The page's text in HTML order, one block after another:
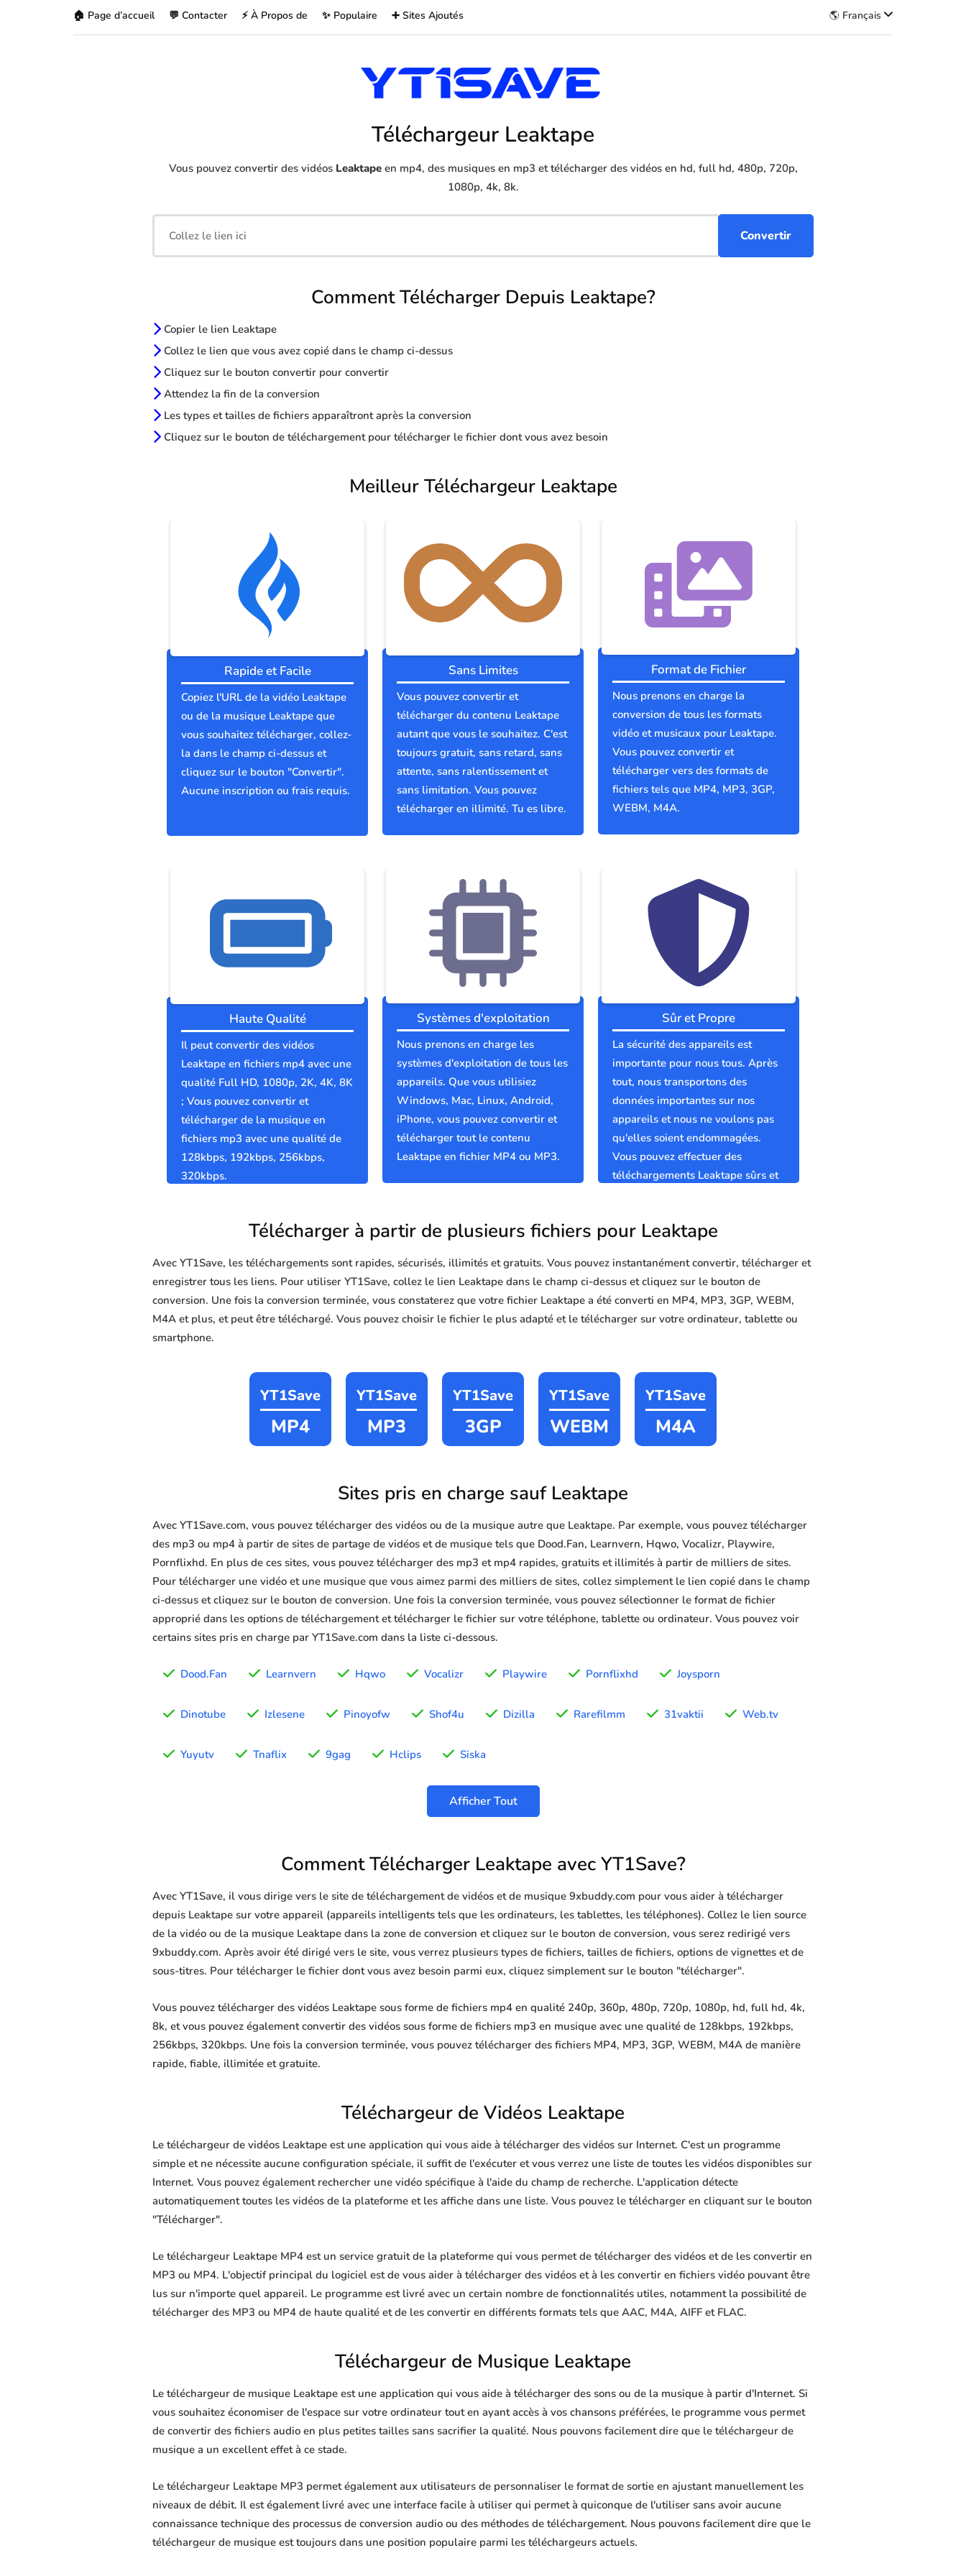
🏠 Page d’accueil 💬 Contacter ⚡ À Propos de ✨ Populaire ➕ Sites Ajoutés 🌎 Français
Téléchargeur Leaktape
Vous pouvez convertir des vidéos Leaktapeen mp4, des musiques en mp3 et télécharger des vidéos en hd, full hd, 480p, 720p,
1080p, 4k, 8k.
Comment Télécharger Depuis Leaktape?
Copier le lien Leaktape
Collez le lien que vous avez copié dans le champ ci-dessus
Cliquez sur le bouton convertir pour convertir
Attendez la fin de la conversion
Les types et tailles de fichiers apparaîtront après la conversion
Cliquez sur le bouton de téléchargement pour télécharger le fichier dont vous avez besoin
Meilleur Téléchargeur Leaktape
Rapide et Facile
Copiez l'URL de la vidéo Leaktape
ou de la musique Leaktape que
vous souhaitez télécharger, collez-
la dans le champ ci-dessus et
cliquez sur le bouton "Convertir".
Aucune inscription ou frais requis.
Sans Limites
Vous pouvez convertir et
télécharger du contenu Leaktape
autant que vous le souhaitez. C'est
toujours gratuit, sans retard, sans
attente, sans ralentissement et
sans limitation. Vous pouvez
télécharger en illimité. Tu es libre.
Format de Fichier
Nous prenons en charge la
conversion de tous les formats
vidéo et musicaux pour Leaktape.
Vous pouvez convertir et
télécharger vers des formats de
fichiers tels que MP4, MP3, 3GP,
WEBM, M4A.
Haute Qualité
Il peut convertir des vidéos
Leaktape en fichiers mp4 avec une
qualité Full HD, 1080p, 2K, 4K, 8K
; Vous pouvez convertir et
télécharger de la musique en
fichiers mp3 avec une qualité de
128kbps, 192kbps, 256kbps,
320kbps.
Systèmes d'exploitation
Nous prenons en charge les
systèmes d'exploitation de tous les
appareils. Que vous utilisiez
Windows, Mac, Linux, Android,
iPhone, vous pouvez convertir et
télécharger tout le contenu
Leaktape en fichier MP4 ou MP3.
Sûr et Propre
La sécurité des appareils est
importante pour nous tous. Après
tout, nous transportons des
données importantes sur nos
appareils et nous ne voulons pas
qu'elles soient endommagées.
Vous pouvez effectuer des
téléchargements Leaktape sûrs et
Télécharger à partir de plusieurs fichiers pour Leaktape
Avec YT1Save, les téléchargements sont rapides, sécurisés, illimités et gratuits. Vous pouvez instantanément convertir, télécharger et
enregistrer tous les liens. Pour utiliser YT1Save, collez le lien Leaktape dans le champ ci-dessus et cliquez sur le bouton de
conversion. Une fois la conversion terminée, vous constaterez que votre fichier Leaktape a été converti en MP4, MP3, 3GP, WEBM,
M4A et plus, et peut être téléchargé. Vous pouvez choisir le fichier le plus adapté et le télécharger sur votre ordinateur, tablette ou
smartphone.
YT1Save
MP4
YT1Save
MP3
YT1Save
3GP
YT1Save
WEBM
YT1Save
M4A
Sites pris en charge sauf Leaktape
Avec YT1Save.com, vous pouvez télécharger des vidéos ou de la musique autre que Leaktape. Par exemple, vous pouvez télécharger
des mp3 ou mp4 à partir de sites de partage de vidéos et de musique tels que Dood.Fan, Learnvern, Hqwo, Vocalizr, Playwire,
Pornflixhd. En plus de ces sites, vous pouvez télécharger des mp3 et mp4 rapides, gratuits et illimités à partir de milliers de sites.
Pour télécharger une vidéo et une musique que vous aimez parmi des milliers de sites, collez simplement le lien copié dans le champ
ci-dessus et cliquez sur le bouton de conversion. Une fois la conversion terminée, vous pouvez sélectionner le format de fichier
approprié dans les options de téléchargement et télécharger le fichier sur votre téléphone, tablette ou ordinateur. Vous pouvez voir
certains sites pris en charge par YT1Save.com dans la liste ci-dessous.
Dood.Fan Learnvern Hqwo Vocalizr Playwire Pornflixhd Joysporn
Dinotube Izlesene Pinoyofw Shof4u Dizilla Rarefilmm 31vaktii Web.tv
Yuyutv Tnaflix 9gag Hclips Siska
Afficher Tout
Comment Télécharger Leaktape avec YT1Save?
Avec YT1Save, il vous dirige vers le site de téléchargement de vidéos et de musique 9xbuddy.com pour vous aider à télécharger
depuis Leaktape sur votre appareil (appareils intelligents tels que les ordinateurs, les tablettes, les téléphones). Collez le lien source
de la vidéo ou de la musique Leaktape dans la zone de conversion et cliquez sur le bouton de conversion, vous serez redirigé vers
9xbuddy.com. Après avoir été dirigé vers le site, vous verrez plusieurs types de fichiers, tailles de fichiers, options de vignettes et de
sous-titres. Pour télécharger le fichier dont vous avez besoin parmi eux, cliquez simplement sur le bouton "télécharger".
Vous pouvez télécharger des vidéos Leaktape sous forme de fichiers mp4 en qualité 240p, 360p, 480p, 720p, 1080p, hd, full hd, 4k,
8k, et vous pouvez également convertir des vidéos sous forme de fichiers mp3 en musique avec une qualité de 128kbps, 192kbps,
256kbps, 320kbps. Une fois la conversion terminée, vous pouvez télécharger des fichiers MP4, MP3, 3GP, WEBM, M4A de manière
rapide, fiable, illimitée et gratuite.
Téléchargeur de Vidéos Leaktape
Le téléchargeur de vidéos Leaktape est une application qui vous aide à télécharger des vidéos sur Internet. C'est un programme
simple et ne nécessite aucune configuration spéciale, il suffit de l'exécuter et vous verrez une liste de toutes les vidéos disponibles sur
Internet. Vous pouvez également rechercher une vidéo spécifique à l'aide du champ de recherche. L'application détecte
automatiquement toutes les vidéos de la plateforme et les affiche dans une liste. Vous pouvez le télécharger en cliquant sur le bouton
"Télécharger".
Le téléchargeur Leaktape MP4 est un service gratuit de la plateforme qui vous permet de télécharger des vidéos et de les convertir en
MP3 ou MP4. L'objectif principal du logiciel est de vous aider à télécharger des vidéos et à les convertir en fichiers vidéo pouvant être
lus sur n'importe quel appareil. Le programme est livré avec un certain nombre de fonctionnalités utiles, notamment la possibilité de
télécharger des MP3 ou MP4 de haute qualité et de les convertir en différents formats tels que AAC, M4A, AIFF et FLAC.
Téléchargeur de Musique Leaktape
Le téléchargeur de musique Leaktape est une application qui vous aide à télécharger des sons ou de la musique à partir d'Internet. Si
vous souhaitez économiser de l'espace sur votre ordinateur tout en ayant accès à vos chansons préférées, le programme vous permet
de convertir des fichiers audio en plus petites tailles sans sacrifier la qualité. Nous pouvons facilement dire que le téléchargeur de
musique a un excellent effet à ce stade.
Le téléchargeur Leaktape MP3 permet également aux utilisateurs de personnaliser le format de sortie en ajustant manuellement les
niveaux de débit. Il est également livré avec une interface facile à utiliser qui permet à quiconque de l'utiliser sans avoir aucune
connaissance technique des processus de conversion audio ou des méthodes de téléchargement. Nous pouvons facilement dire que le
téléchargeur de musique est toujours dans une position populaire parmi les téléchargeurs actuels.